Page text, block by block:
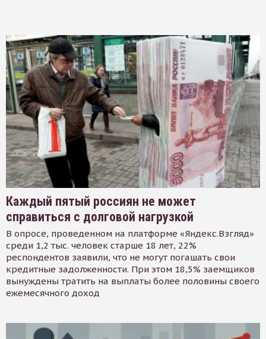
Каждый пятый россиян не может
справиться с долговой нагрузкой
В опросе, проведенном на платформе «Яндекс.Взгляд»
среди 1,2 тыс. человек старше 18 лет, 22%
респондентов заявили, что не могут погашать свои
кредитные задолженности. При этом 18,5% заемщиков
вынуждены тратить на выплаты более половины своего
ежемесячного доход